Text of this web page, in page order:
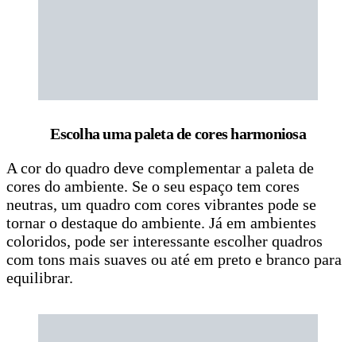
Escolha uma paleta de cores harmoniosa
A cor do quadro deve complementar a paleta de
cores do ambiente. Se o seu espaço tem cores
neutras, um quadro com cores vibrantes pode se
tornar o destaque do ambiente. Já em ambientes
coloridos, pode ser interessante escolher quadros
com tons mais suaves ou até em preto e branco para
equilibrar.